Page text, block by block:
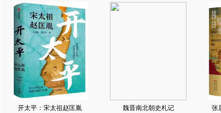
开太平：宋太祖赵匡胤 魏晋南北朝史札记 张